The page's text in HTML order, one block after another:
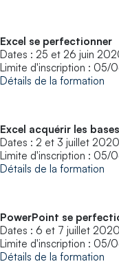
Excel se perfectionner
Dates : 25 et 26 juin
Limite d'inscription : 05/
Détails de la formation
Excel acquérir les
Dates : 2 et 3 juillet 2020
Limite d'inscription : 05/
Détails de la formation
PowerPoint se
Dates : 6 et 7 juillet 2020
Limite d'inscription : 05/
Détails de la formation